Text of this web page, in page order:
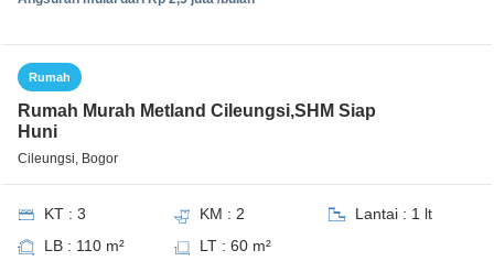
Rumah
Rumah Murah Metland Cileungsi,SHM Siap
Huni
Cileungsi, Bogor
KT : 3 KM : 2
Lantai : 1 lt
LB : 110 m²
LT : 60 m²